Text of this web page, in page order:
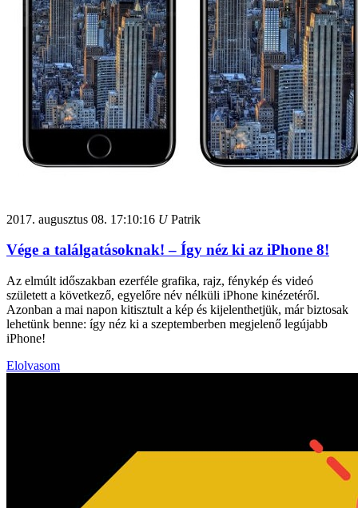
2017. augusztus 08. 17:10:16 UPatrik
Vége a találgatásoknak! – Így néz ki az iPhone 8!
Az elmúlt időszakban ezerféle grafika, rajz, fénykép és videó
született a következő, egyelőre név nélküli iPhone kinézetéről.
Azonban a mai napon kitisztult a kép és kijelenthetjük, már biztosak
lehetünk benne: így néz ki a szeptemberben megjelenő legújabb
iPhone!
Elolvasom